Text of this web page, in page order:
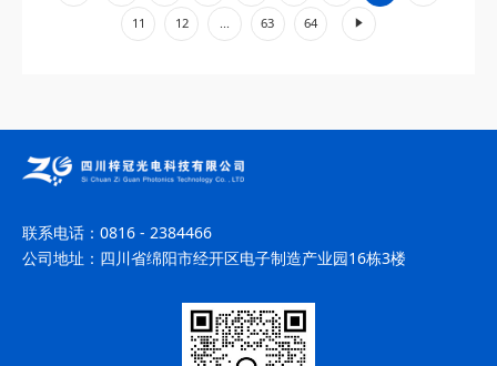
11 12 ... 63 64
»
联系电话： 0816 - 2384466
公司地址： 四川省绵阳市经开区电子制造产业园16栋3楼